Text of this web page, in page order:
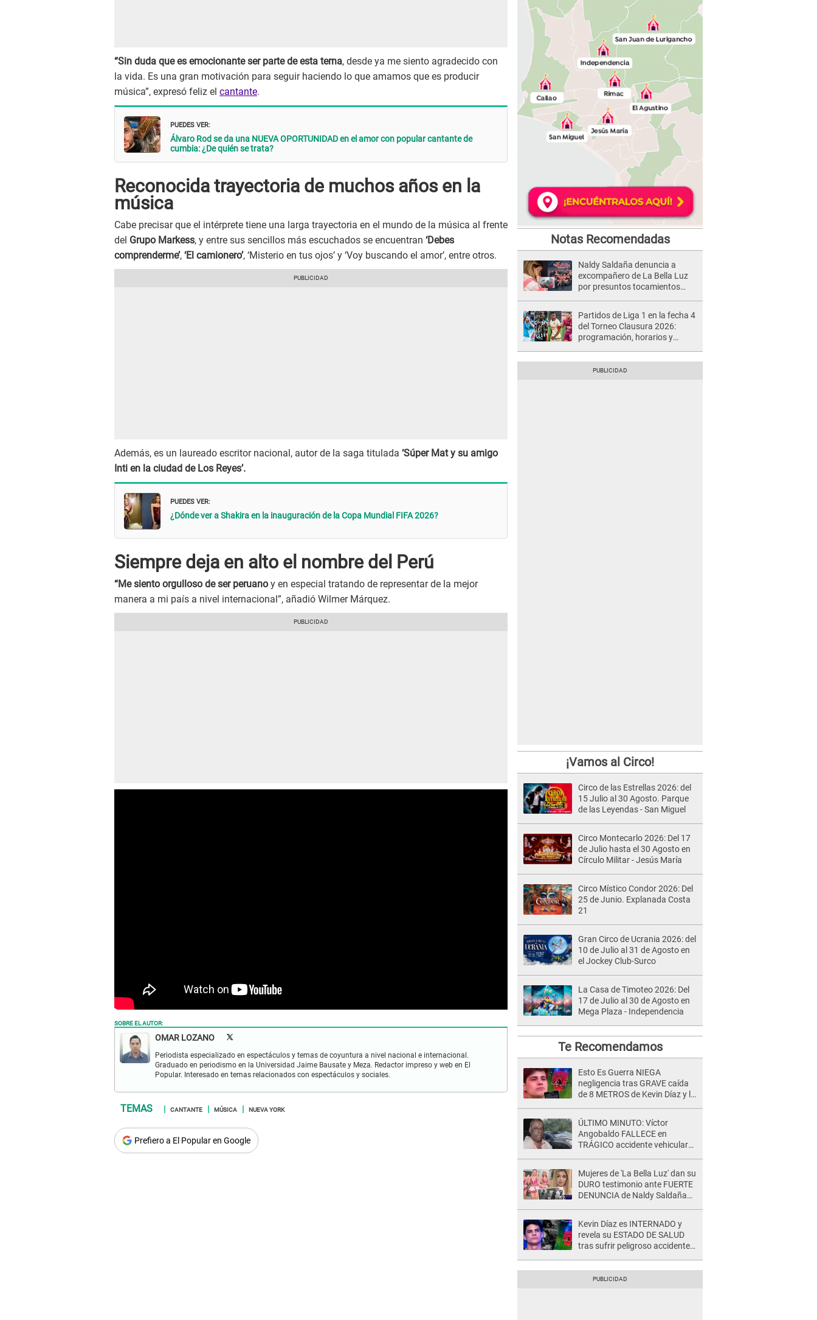
“Sin duda que es emocionante ser parte de esta terna, desde ya me siento agradecido con
la vida. Es una gran motivación para seguir haciendo lo que amamos que es producir
música”, expresó feliz el cantante.
PUEDES VER:
Álvaro Rod se da una NUEVA OPORTUNIDAD en el amor con popular cantante de
cumbia: ¿De quién se trata?
Reconocida trayectoria de muchos años en la
música
Cabe precisar que el intérprete tiene una larga trayectoria en el mundo de la música al frente
del Grupo Markess, y entre sus sencillos más escuchados se encuentran ‘Debes
comprenderme’, ‘El camionero’, ‘Misterio en tus ojos’ y ‘Voy buscando el amor’, entre otros.
Además, es un laureado escritor nacional, autor de la saga titulada ‘Súper Mat y su amigo
Inti en la ciudad de Los Reyes’.
PUEDES VER:
¿Dónde ver a Shakira en la inauguración de la Copa Mundial FIFA 2026?
Siempre deja en alto el nombre del Perú
“Me siento orgulloso de ser peruano y en especial tratando de representar de la mejor
manera a mi país a nivel internacional”, añadió Wilmer Márquez.
SOBRE EL AUTOR:
OMAR LOZANO
Periodista especializado en espectáculos y temas de coyuntura a nivel nacional e internacional.
Graduado en periodismo en la Universidad Jaime Bausate y Meza. Redactor impreso y web en El
Popular. Interesado en temas relacionados con espectáculos y sociales.
CANTANTE MÚSICA NUEVA YORK
Prefiero a El Popular en Google
Notas Recomendadas
Naldy Saldaña denuncia a
excompañero de La Bella Luz
por presuntos tocamientos
Partidos de Liga 1 en la fecha 4
del Torneo Clausura 2026:
programación, horarios y
¡Vamos al Circo!
Circo de las Estrellas 2026: del
15 Julio al 30 Agosto. Parque
de las Leyendas - San Miguel
Circo Montecarlo 2026: Del 17
de Julio hasta el 30 Agosto en
Círculo Militar - Jesús María
Circo Místico Condor 2026: Del
25 de Junio. Explanada Costa
21
Gran Circo de Ucrania 2026: del
10 de Julio al 31 de Agosto en
el Jockey Club-Surco
La Casa de Timoteo 2026: Del
17 de Julio al 30 de Agosto en
Mega Plaza - Independencia
Te Recomendamos
Esto Es Guerra NIEGA
negligencia tras GRAVE caída
de 8 METROS de Kevin Díaz y lo
postura correcta"
ÚLTIMO MINUTO: Víctor
Angobaldo FALLECE en
TRÁGICO accidente vehicular
Mujeres de 'La Bella Luz' dan su
DURO testimonio ante FUERTE
DENUNCIA de Naldy Saldaña
Kevin Díaz es INTERNADO y
revela su ESTADO DE SALUD
tras sufrir peligroso accidente